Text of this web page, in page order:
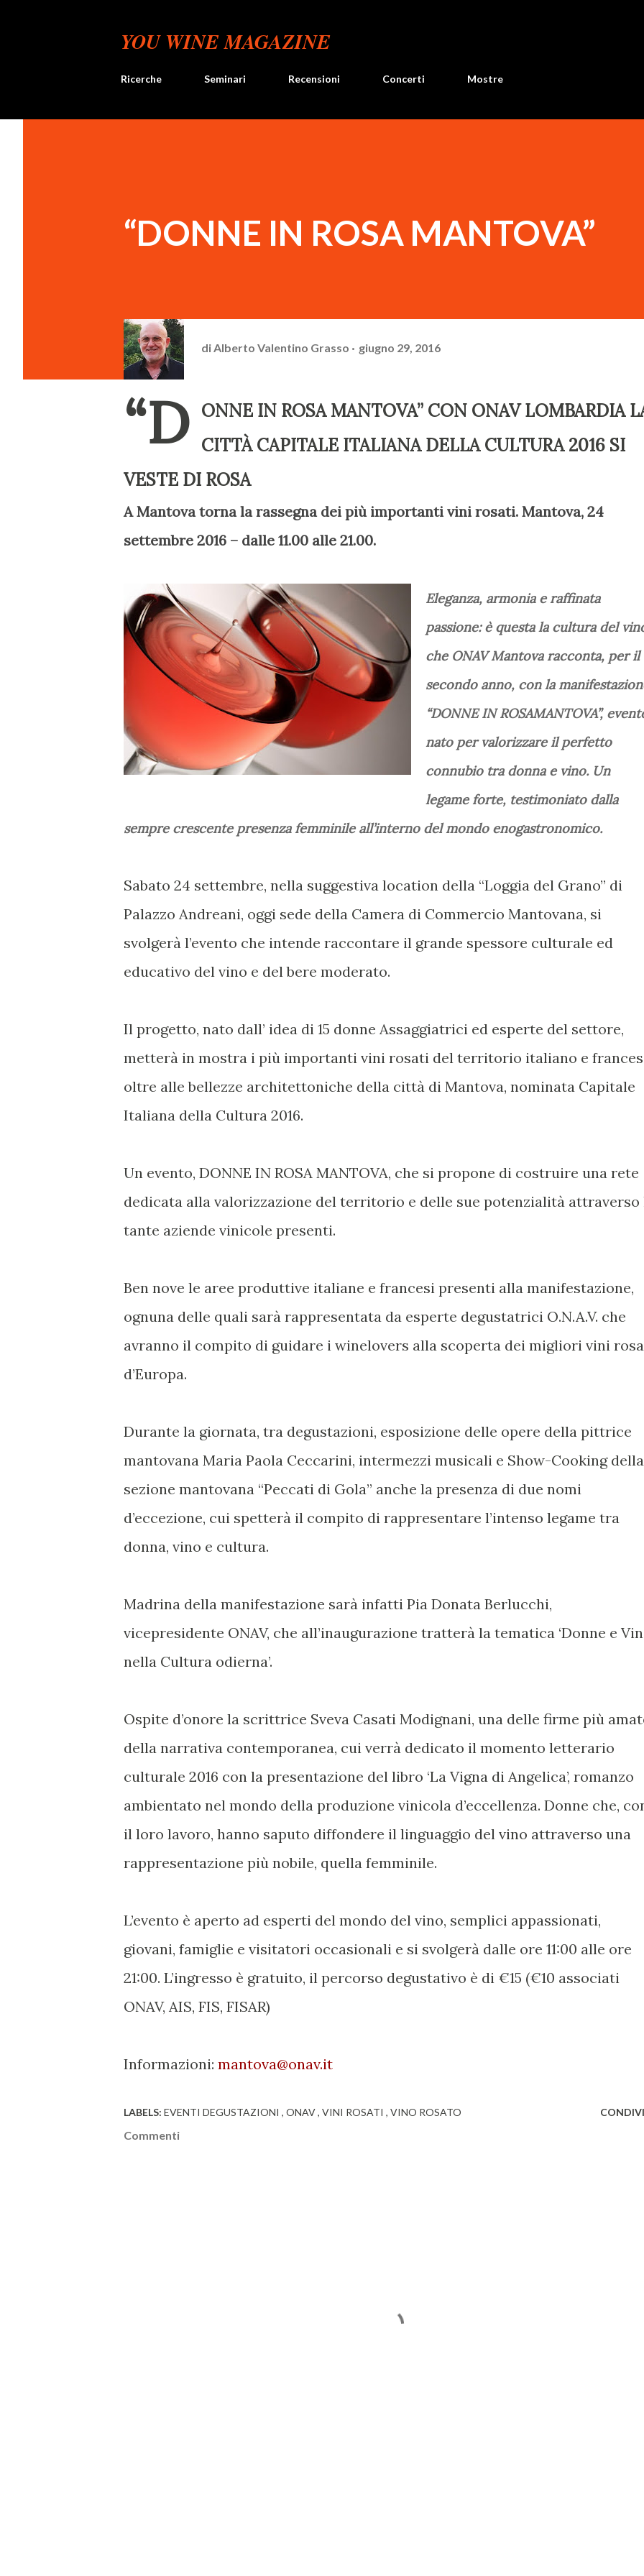
YOU WINE MAGAZINE
Ricerche Seminari Recensioni Concerti Mostre
“DONNE IN ROSA MANTOVA”
di Alberto Valentino Grasso giugno 29, 2016
“D ONNE IN ROSA MANTOVA” CON ONAV LOMBARDIA
CITTÀ CAPITALE ITALIANA DELLA CULTURA 2016 SI
VESTE DI ROSA
A Mantova torna la rassegna dei più importanti vini rosati. Mantova, 24
settembre 2016 – dalle 11.00 alle 21.00.
Eleganza, armonia e raffinata
passione: è questa la cultura del
che ONAV Mantova racconta, per il
secondo anno, con la
“DONNE IN ROSAMANTOVA”,
nato per valorizzare il perfetto
connubio tra donna e vino. Un
legame forte, testimoniato dalla
sempre crescente presenza femminile all’interno del mondo enogastronomico.
Sabato 24 settembre, nella suggestiva location della “Loggia del Grano” di
Palazzo Andreani, oggi sede della Camera di Commercio Mantovana, si
svolgerà l’evento che intende raccontare il grande spessore culturale ed
educativo del vino e del bere moderato.
Il progetto, nato dall’ idea di 15 donne Assaggiatrici ed esperte del settore,
metterà in mostra i più importanti vini rosati del territorio italiano e
oltre alle bellezze architettoniche della città di Mantova, nominata Capitale
Italiana della Cultura 2016.
Un evento, DONNE IN ROSA MANTOVA, che si propone di costruire una rete
dedicata alla valorizzazione del territorio e delle sue potenzialità attraverso
tante aziende vinicole presenti.
Ben nove le aree produttive italiane e francesi presenti alla manifestazione,
ognuna delle quali sarà rappresentata da esperte degustatrici O.N.A.V. che
avranno il compito di guidare i winelovers alla scoperta dei migliori vini
d’Europa.
Durante la giornata, tra degustazioni, esposizione delle opere della pittrice
mantovana Maria Paola Ceccarini, intermezzi musicali e Show-Cooking della
sezione mantovana “Peccati di Gola” anche la presenza di due nomi
d’eccezione, cui spetterà il compito di rappresentare l’intenso legame tra
donna, vino e cultura.
Madrina della manifestazione sarà infatti Pia Donata Berlucchi,
vicepresidente ONAV, che all’inaugurazione tratterà la tematica ‘Donne e
nella Cultura odierna’.
Ospite d’onore la scrittrice Sveva Casati Modignani, una delle firme più
della narrativa contemporanea, cui verrà dedicato il momento letterario
culturale 2016 con la presentazione del libro ‘La Vigna di Angelica’, romanzo
ambientato nel mondo della produzione vinicola d’eccellenza. Donne che,
il loro lavoro, hanno saputo diffondere il linguaggio del vino attraverso una
rappresentazione più nobile, quella femminile.
L’evento è aperto ad esperti del mondo del vino, semplici appassionati,
giovani, famiglie e visitatori occasionali e si svolgerà dalle ore 11:00 alle ore
21:00. L’ingresso è gratuito, il percorso degustativo è di €15 (€10 associati
ONAV, AIS, FIS, FISAR)
Informazioni: mantova@onav.it
LABELS: EVENTI DEGUSTAZIONI ONAV VINI ROSATI VINO ROSATO
Commenti